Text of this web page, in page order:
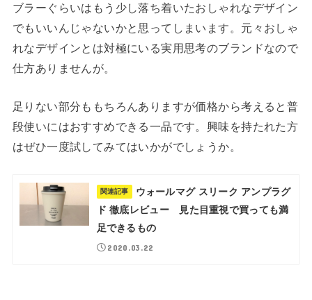
ブラーぐらいはもう少し落ち着いたおしゃれなデザイン
でもいいんじゃないかと思ってしまいます。元々おしゃ
れなデザインとは対極にいる実用思考のブランドなので
仕方ありませんが。
足りない部分ももちろんありますが価格から考えると普
段使いにはおすすめできる一品です。興味を持たれた方
はぜひ一度試してみてはいかがでしょうか。
関連記事
ウォールマグ スリーク アンプラグ
ド 徹底レビュー 見た目重視で買っても満
足できるもの
2020.03.22